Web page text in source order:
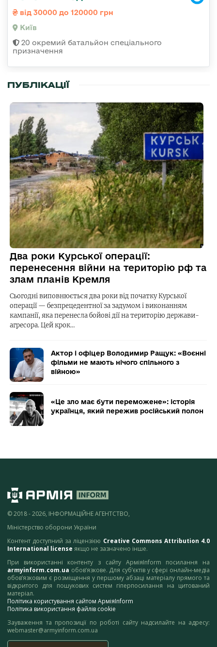
від 30000 до 120000 грн
Київ
20 окремий батальйон спеціального
призначення
ПУБЛІКАЦІЇ
Два роки Курської операції:
перенесення війни на територію рф та
злам планів Кремля
Сьогодні виповнюється два роки від початку Курської
операції — безпрецедентної за задумом і виконанням
кампанії, яка перенесла бойові дії на територію держави-
агресора. Цей крок…
Актор і офіцер Володимир Ращук: «Воєнні
фільми не мають нічого спільного з
війною»
«Це зло має бути переможене»: історія
українця, який пережив російський полон
© 2018 - 2026, ІНФОРМАЦІЙНЕ АГЕНТСТВО,
Міністерство оборони України
Контент доступний за ліцензією Creative Commons Attribution 4.0
International license якщо не зазначено інше.
При використанні контенту з сайту АрміяInform посилання на
armyinform.com.ua обов’язкове. Для суб’єктів у сфері онлайн-медіа
обов’язковим є розміщення у першому абзаці матеріалу прямого та
відкритого для пошукових систем гіперпосилання на цитований
матеріал.
Політика користування сайтом АрміяInform
Політика використання файлів cookie
Зауваження та пропозиції по роботі сайту надсилайте на адресу:
webmaster@armyinform.com.ua